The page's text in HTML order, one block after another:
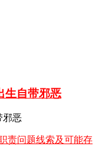
生自带邪恶
邪恶
责问题线索及可能存